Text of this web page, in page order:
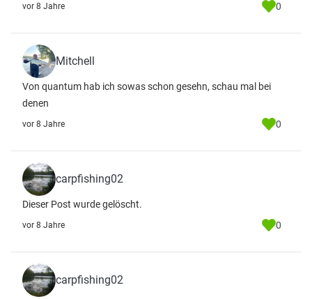
vor 8 Jahre 0
Mitchell
Von quantum hab ich sowas schon gesehn, schau mal bei
denen
vor 8 Jahre 0
carpfishing02
Dieser Post wurde gelöscht.
vor 8 Jahre 0
carpfishing02